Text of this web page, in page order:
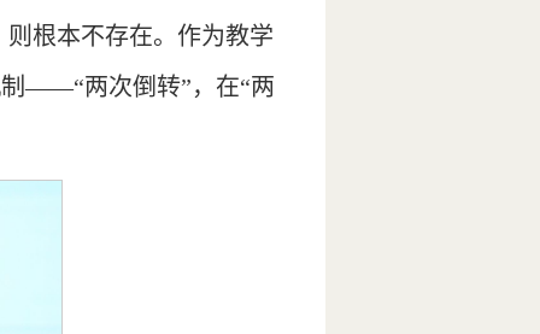
则根本不存在。作为教学
制——“两次倒转”，在“两